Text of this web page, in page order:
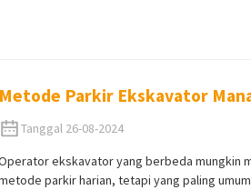
Metode Parkir Ekskavator
Tanggal 26-08-2024
ekskavator yang berbeda mungkin
parkir harian, tetapi yang paling